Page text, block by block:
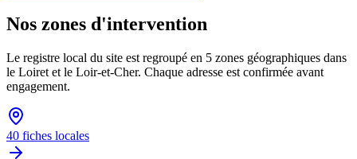
Nos zones d'intervention
Le registre local du site est regroupé en 5 zones géographiques dans
le Loiret et le Loir-et-Cher. Chaque adresse est confirmée avant
engagement.
40 fiches locales